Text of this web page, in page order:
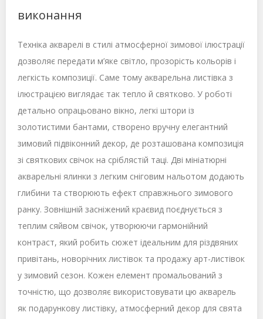
виконання
Техніка акварелі в стилі атмосферної зимової ілюстрації
дозволяє передати м’яке світло, прозорість кольорів і
легкість композиції. Саме тому акварельна листівка з
ілюстрацією виглядає так тепло й святково. У роботі
детально опрацьовано вікно, легкі штори із
золотистими бантами, створено вручну елегантний
зимовий підвіконний декор, де розташована композиція
зі святкових свічок на сріблястій таці. Дві мініатюрні
акварельні ялинки з легким сніговим нальотом додають
глибини та створюють ефект справжнього зимового
ранку. Зовнішній засніжений краєвид поєднується з
теплим сяйвом свічок, утворюючи гармонійний
контраст, який робить сюжет ідеальним для різдвяних
привітань, новорічних листівок та продажу арт-листівок
у зимовий сезон. Кожен елемент промальований з
точністю, що дозволяє використовувати цю акварель
як подарункову листівку, атмосферний декор для свята